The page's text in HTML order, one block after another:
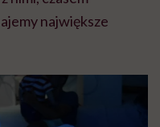
największe